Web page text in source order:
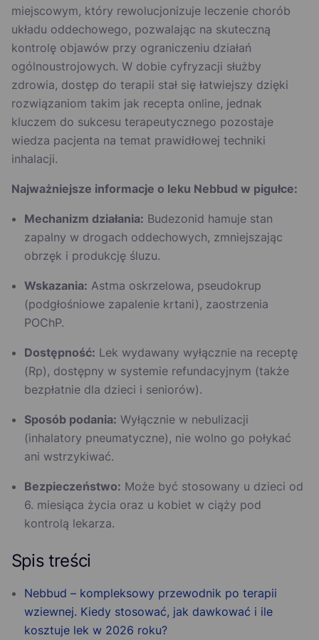
miejscowym, który rewolucjonizuje leczenie chorób
układu oddechowego, pozwalając na skuteczną
kontrolę objawów przy ograniczeniu działań
ogólnoustrojowych. W dobie cyfryzacji służby
zdrowia, dostęp do terapii stał się łatwiejszy dzięki
rozwiązaniom takim jak recepta online, jednak
kluczem do sukcesu terapeutycznego pozostaje
wiedza pacjenta na temat prawidłowej techniki
inhalacji.
Najważniejsze informacje o leku Nebbud w pigułce:
Mechanizm działania: Budezonid hamuje stan
zapalny w drogach oddechowych, zmniejszając
obrzęk i produkcję śluzu.
Wskazania: Astma oskrzelowa, pseudokrup
(podgłośniowe zapalenie krtani), zaostrzenia
POChP.
Dostępność: Lek wydawany wyłącznie na receptę
(Rp), dostępny w systemie refundacyjnym (także
bezpłatnie dla dzieci i seniorów).
Sposób podania: Wyłącznie w nebulizacji
(inhalatory pneumatyczne), nie wolno go połykać
ani wstrzykiwać.
Bezpieczeństwo: Może być stosowany u dzieci od
6. miesiąca życia oraz u kobiet w ciąży pod
kontrolą lekarza.
Spis treści
Nebbud – kompleksowy przewodnik po terapii
wziewnej. Kiedy stosować, jak dawkować i ile
kosztuje lek w 2026 roku?